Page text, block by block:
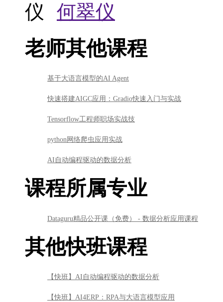
何翠仪
老师其他课程
基于大语言模型的AI Agent
快速搭建AIGC应用：Gradio快速入门与实战
Tensorflow工程师职场实战技
python网络爬虫应用实战
AI自动编程驱动的数据分析
课程所属专业
Dataguru精品公开课（免费） - 数据分析应用课程
其他快班课程
【快班】AI自动编程驱动的数据分析
【快班】AI4ERP：RPA与大语言模型应用